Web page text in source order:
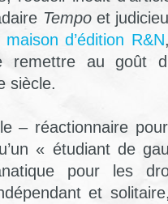
Tempoet
maison d’édition R&N
remettre au goût
siècle.
– réactionnaire
« étudiant de
pour les
et